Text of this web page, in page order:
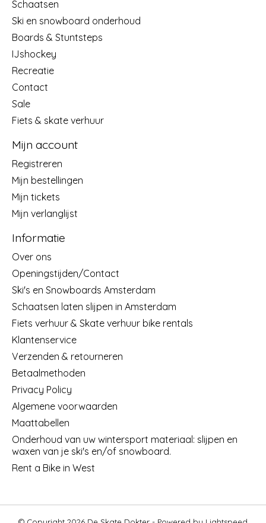
Schaatsen
Ski en snowboard onderhoud
Boards & Stuntsteps
IJshockey
Recreatie
Contact
Sale
Fiets & skate verhuur
Mijn account
Registreren
Mijn bestellingen
Mijn tickets
Mijn verlanglijst
Informatie
Over ons
Openingstijden/Contact
Ski's en Snowboards Amsterdam
Schaatsen laten slijpen in Amsterdam
Fiets verhuur & Skate verhuur bike rentals
Klantenservice
Verzenden & retourneren
Betaalmethoden
Privacy Policy
Algemene voorwaarden
Maattabellen
Onderhoud van uw wintersport materiaal: slijpen en
waxen van je ski's en/of snowboard.
Rent a Bike in West